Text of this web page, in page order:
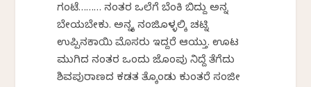
ಗಂಟೆ……… ನಂತರ ಒಲೆಗೆ ಬೆಂಕಿ ಬಿದ್ದು ಅನ್ನ
ಬೇಯಬೇಕು. ಅನ್ನಕ್ಕೆ ನಂಜಿಕೊಳ್ಳಲಿಕ್ಕೆ ಚಟ್ನಿ
ಉಪ್ಪಿನಕಾಯಿ ಮೊಸರು ಇದ್ದರೆ ಆಯ್ತು. ಊಟ
ಮುಗಿದ ನಂತರ ಒಂದು ಜೊಂಪು ನಿದ್ದೆ ತೆಗೆದು
ಶಿವಪುರಾಣದ ಕಡತ ತೆಕ್ಕೊಂಡು ಕುಂತರೆ ಸಂಜೀ